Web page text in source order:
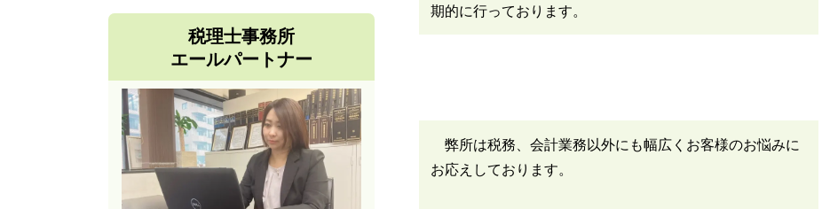
期的に行っております。
弊所は税務、会計業務以外にも幅広くお客様のお悩みに
お応えしております。
税理士事務所
エールパートナー